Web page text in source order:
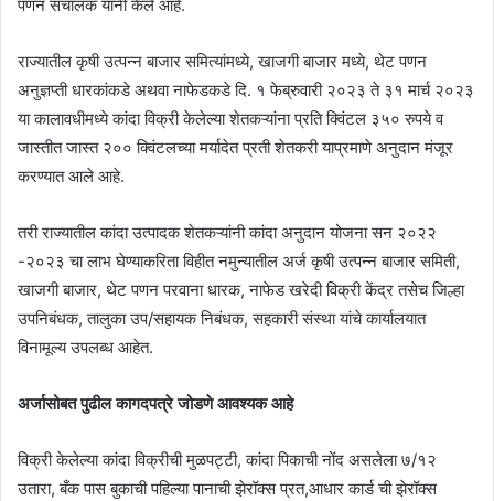
पणन संचालक यांनी केले आहे.
राज्यातील कृषी उत्पन्न बाजार समित्यांमध्ये, खाजगी बाजार मध्ये, थेट पणन
अनुज्ञप्ती धारकांकडे अथवा नाफेडकडे दि. १ फेब्रुवारी २०२३ ते ३१ मार्च २०२३
या कालावधीमध्ये कांदा विक्री केलेल्या शेतकऱ्यांना प्रति क्विंटल ३५० रुपये व
जास्तीत जास्त २०० क्विंटलच्या मर्यादेत प्रती शेतकरी याप्रमाणे अनुदान मंजूर
करण्यात आले आहे.
तरी राज्यातील कांदा उत्पादक शेतकऱ्यांनी कांदा अनुदान योजना सन २०२२
-२०२३ चा लाभ घेण्याकरिता विहीत नमुन्यातील अर्ज कृषी उत्पन्न बाजार समिती,
खाजगी बाजार, थेट पणन परवाना धारक, नाफेड खरेदी विक्री केंद्र तसेच जिल्हा
उपनिबंधक, तालुका उप/सहायक निबंधक, सहकारी संस्था यांचे कार्यालयात
विनामूल्य उपलब्ध आहेत.
अर्जासोबत पुढील कागदपत्रे जोडणे आवश्यक आहे
विक्री केलेल्या कांदा विक्रीची मुळपट्टी, कांदा पिकाची नोंद असलेला ७/१२
उतारा, बँक पास बुकाची पहिल्या पानाची झेरॉक्स प्रत,आधार कार्ड ची झेरॉक्स